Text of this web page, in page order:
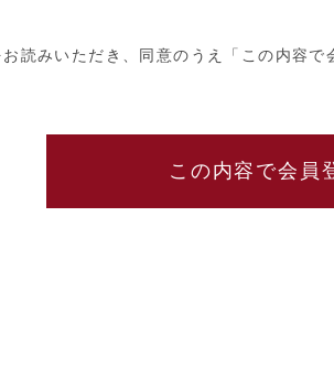
お読みいただき、同意のうえ「この内容で